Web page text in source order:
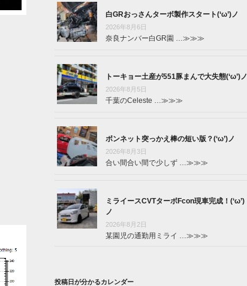
白GRおっさんターボ製作スタート(‘ω’)ノ
2026年8月6日
奈良ナンバー白GR園 …≫≫≫
トーキョー土産が551豚まんで大失態(‘ω’)ノ
2026年8月5日
千葉のCeleste …≫≫≫
ボンネット突っかえ棒の短い版？(‘ω’)ノ
2026年8月3日
合い間合い間で少しず …≫≫≫
ミライースCVTターボFcon現車完成！(‘ω’)
ノ
2026年8月2日
某園児の通勤用ミライ …≫≫≫
投稿日が分かるカレンダー